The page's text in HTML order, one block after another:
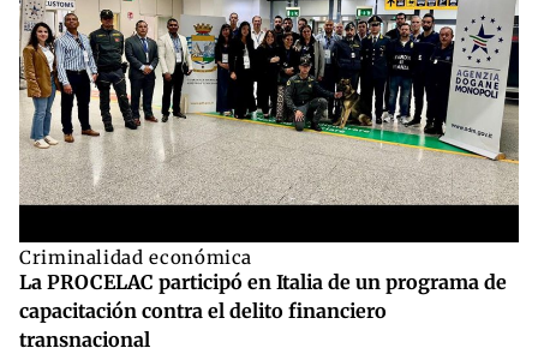
Criminalidad económica
La PROCELAC participó en Italia de un programa de
capacitación contra el delito financiero
transnacional